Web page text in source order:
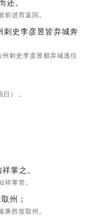
还。
前进而返回。
史李彦昱皆弃城奔
刺史李彦昱都弃城逃往
日），
掌之。
祥掌管。
州；
乘胜攻取州。